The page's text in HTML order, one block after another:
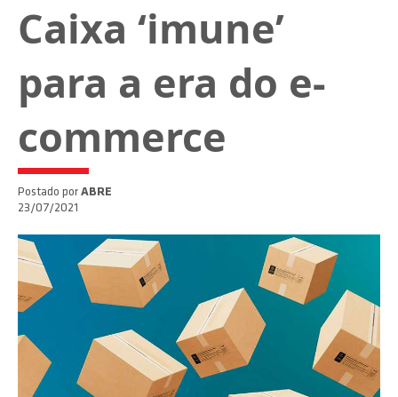
Caixa ‘imune’
para a era do e-
commerce
Postado por ABRE
23/07/2021